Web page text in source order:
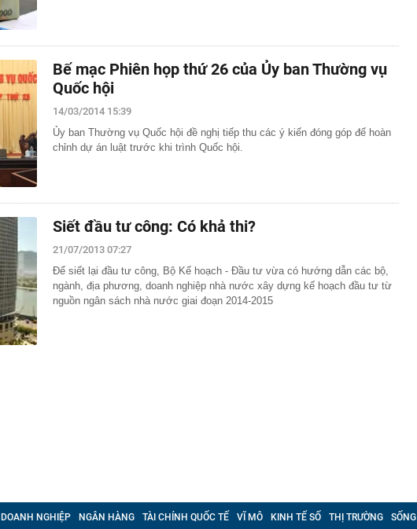
Bế mạc Phiên họp thứ 26 của Ủy ban Thường vụ
Quốc hội
14/03/2014 15:39
Ủy ban Thường vụ Quốc hội đề nghị tiếp thu các ý kiến đóng góp để hoàn
chỉnh dự án luật trước khi trình Quốc hội.
Siết đầu tư công: Có khả thi?
21/07/2013 07:27
Để siết lại đầu tư công, Bộ Kế hoạch - Đầu tư vừa có hướng dẫn các bộ,
ngành, địa phương, doanh nghiệp nhà nước xây dựng kế hoạch đầu tư từ
nguồn ngân sách nhà nước giai đoạn 2014-2015
DOANH NGHIỆP NGÂN HÀNG TÀI CHÍNH QUỐC TẾ VĨ MÔ KINH TẾ SỐ THỊ TRƯỜNG SỐNG